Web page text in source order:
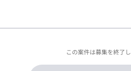
この案件は募集を終了し